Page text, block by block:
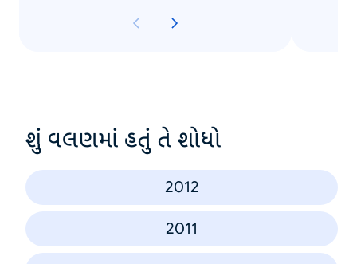
શું વલણમાં હતું તે શોધો
2012
2011